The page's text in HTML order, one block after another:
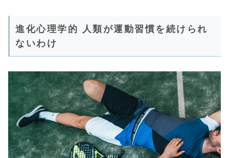
進化心理学的 人類が運動習慣を続けられ
ないわけ